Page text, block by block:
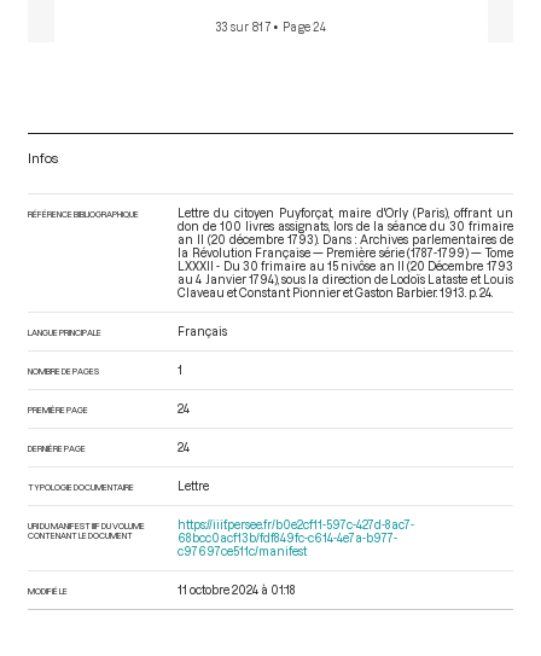
33 sur 817 • Page 24
Infos
RÉFÉRENCE BIBLIOGRAPHIQUE
Lettre du citoyen Puyforçat, maire d'Orly (Paris), offrant un
don de 100 livres assignats, lors de la séance du 30 frimaire
an II (20 décembre 1793). Dans : Archives parlementaires de
la Révolution Française — Première série (1787-1799) — Tome
LXXXII - Du 30 frimaire au 15 nivôse an II (20 Décembre 1793
au 4 Janvier 1794), sous la direction de Lodoïs Lataste et Louis
Claveau et Constant Pionnier et Gaston Barbier. 1913. p. 24.
LANGUE PRINCIPALE Français
NOMBRE DE PAGES 1
PREMIÈRE PAGE 24
DERNIÈRE PAGE 24
TYPOLOGIE DOCUMENTAIRE Lettre
URI DU MANIFEST IIIF DU VOLUME
CONTENANT LE DOCUMENT
https://iiif.persee.fr/b0e2cf11-597c-427d-8ac7-
68bcc0acf13b/fdf849fc-c614-4e7a-b977-
c97697ce511c/manifest
MODIFIÉ LE 11 octobre 2024 à 01:18